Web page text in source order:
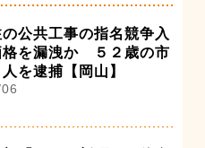
公共工事の指名競争入
格を漏洩か ５２歳の市
を逮捕【岡山】